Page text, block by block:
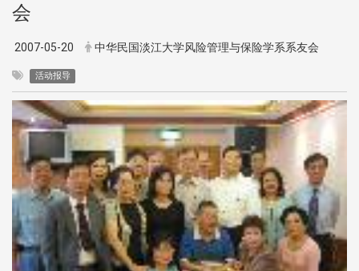
会
2007-05-20 中华民国淡江大学风险管理与保险学系系友会
活动报导